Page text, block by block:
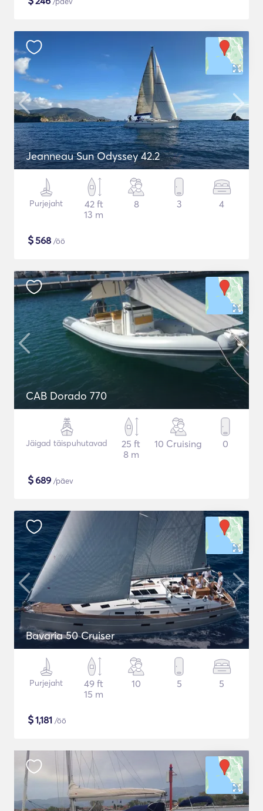
Jeanneau Sun Odyssey 42.2
Purjejaht
42 ft
13 m
8 3 4
$568 /öö
CAB Dorado 770
Jäigad täispuhutavad
25 ft
8 m
10 Cruising 0
$689 /päev
Bavaria 50 Cruiser
Purjejaht
49 ft
15 m
10 5 5
$1,181 /öö